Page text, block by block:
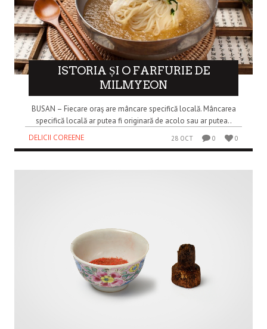
ISTORIA ȘI O FARFURIE DE
MILMYEON
BUSAN – Fiecare oraș are mâncare specifică locală. Mâncarea
specifică locală ar putea fi originară de acolo sau ar putea..
DELICII COREENE
28 OCT 0 0